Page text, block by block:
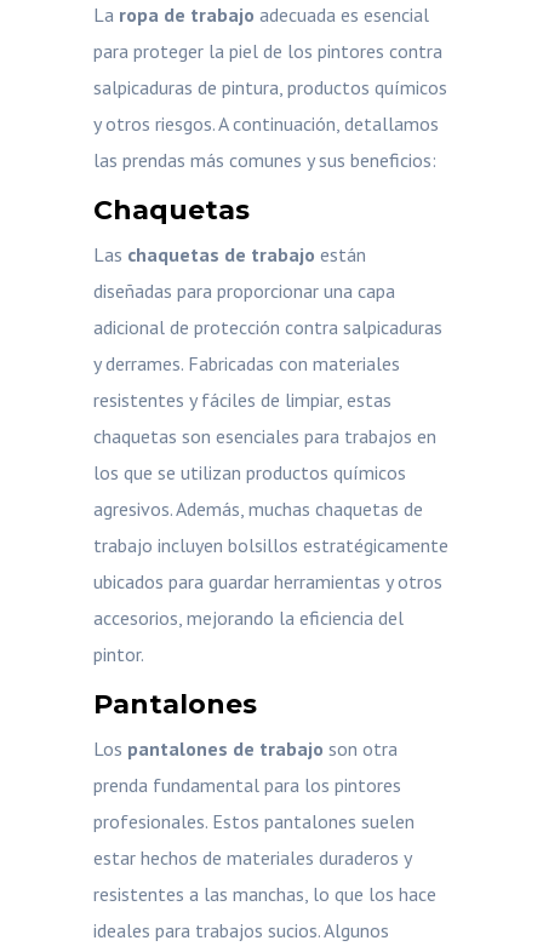
La ropa de trabajo adecuada es esencial
para proteger la piel de los pintores contra
salpicaduras de pintura, productos químicos
y otros riesgos. A continuación, detallamos
las prendas más comunes y sus beneficios:
Chaquetas
Las chaquetas de trabajo están
diseñadas para proporcionar una capa
adicional de protección contra salpicaduras
y derrames. Fabricadas con materiales
resistentes y fáciles de limpiar, estas
chaquetas son esenciales para trabajos en
los que se utilizan productos químicos
agresivos. Además, muchas chaquetas de
trabajo incluyen bolsillos estratégicamente
ubicados para guardar herramientas y otros
accesorios, mejorando la eficiencia del
pintor.
Pantalones
Los pantalones de trabajo son otra
prenda fundamental para los pintores
profesionales. Estos pantalones suelen
estar hechos de materiales duraderos y
resistentes a las manchas, lo que los hace
ideales para trabajos sucios. Algunos